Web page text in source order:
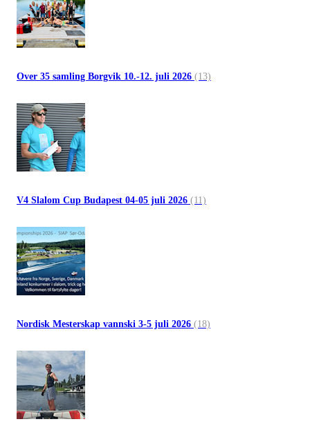
Over 35 samling Borgvik 10.-12. juli 2026 (13)
V4 Slalom Cup Budapest 04-05 juli 2026 (11)
Nordisk Mesterskap vannski 3-5 juli 2026 (18)